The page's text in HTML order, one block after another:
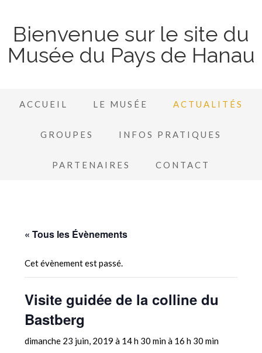
Bienvenue sur le site du
Musée du Pays de Hanau
ACCUEIL LE MUSÉE ACTUALITÉS
GROUPES INFOS PRATIQUES
PARTENAIRES CONTACT
« Tous les Évènements
Cet évènement est passé.
Visite guidée de la colline du
Bastberg
dimanche 23 juin, 2019 à 14 h 30 minà 16 h 30 min